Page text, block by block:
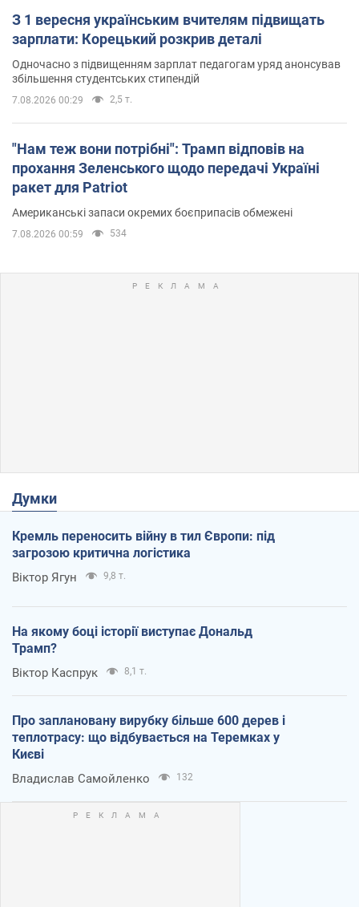
З 1 вересня українським вчителям підвищать
зарплати: Корецький розкрив деталі
Одночасно з підвищенням зарплат педагогам уряд анонсував
збільшення студентських стипендій
7.08.2026 00:29 2,5 т.
"Нам теж вони потрібні": Трамп відповів на
прохання Зеленського щодо передачі Україні
ракет для Patriot
Американські запаси окремих боєприпасів обмежені
7.08.2026 00:59 534
Думки
Кремль переносить війну в тил Європи: під
загрозою критична логістика
Віктор Ягун 9,8 т.
На якому боці історії виступає Дональд
Трамп?
Віктор Каспрук 8,1 т.
Про заплановану вирубку більше 600 дерев і
теплотрасу: що відбувається на Теремках у
Києві
Владислав Самойленко 132